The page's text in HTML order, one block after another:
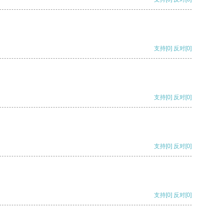
支持[0] 反对[0]
支持[0] 反对[0]
支持[0] 反对[0]
支持[0] 反对[0]